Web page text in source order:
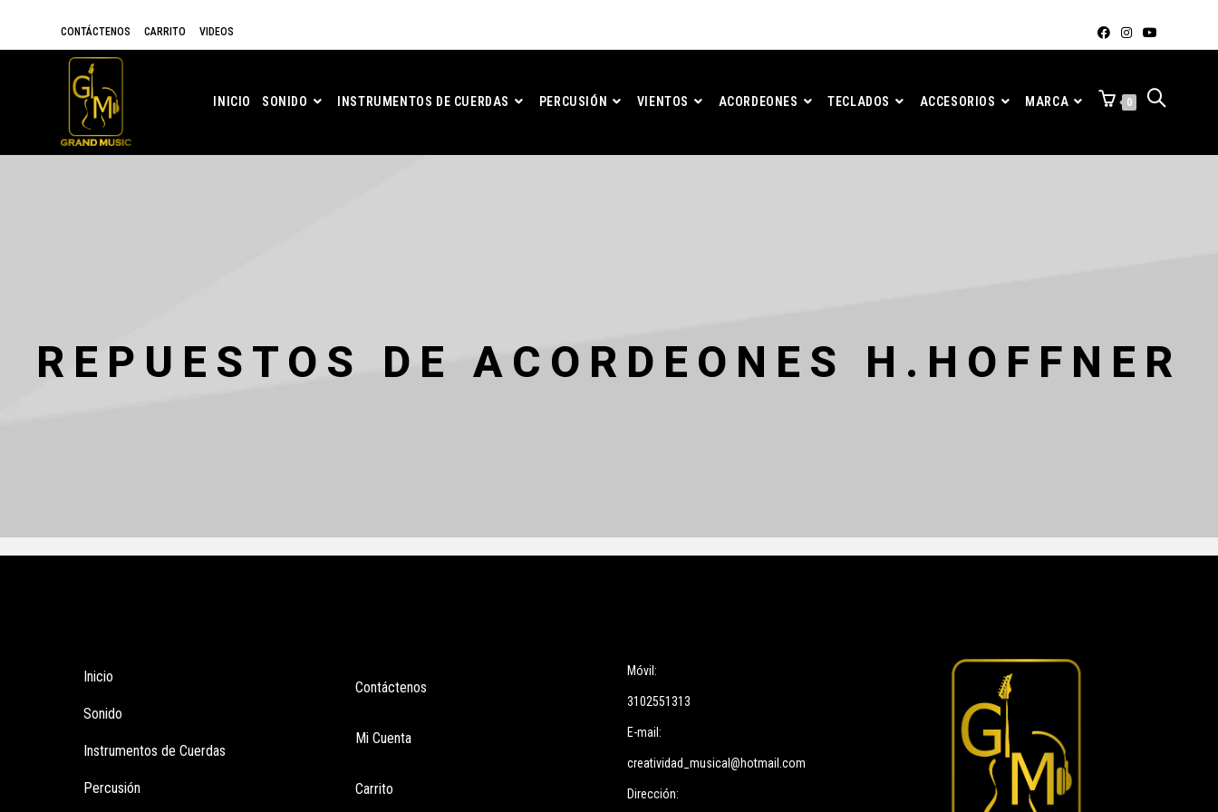
CONTÁCTENOS CARRITO VIDEOS
INICIO SONIDO INSTRUMENTOS DE CUERDAS PERCUSIÓN VIENTOS ACORDEONES TECLADOS ACCESORIOS MARCA 0
REPUESTOS DE ACORDEONES H.HOFFNER
Inicio
Sonido
Instrumentos de Cuerdas
Percusión
Contáctenos
Mi Cuenta
Carrito
Móvil:
3102551313
E-mail:
creatividad_musical@hotmail.com
Dirección: